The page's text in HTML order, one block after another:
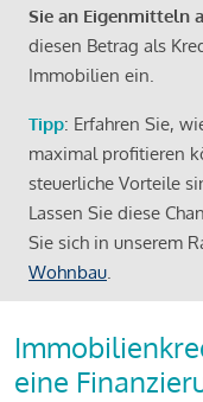
Sie an Eigenmitteln
diesen Betrag als
Immobilien ein.
Tipp: Erfahren Sie,
maximal profitieren
steuerliche Vorteile
Lassen Sie diese
Sie sich in unserem
Wohnbau.
eine